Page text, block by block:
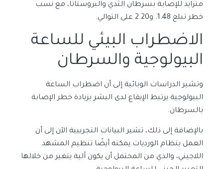
متزايد للإصابة بسرطان الثدي والبروستاتا، مع نسب
خطر تبلغ 1.48. و2.20 على التوالي.
الاضطراب البيئي للساعة
البيولوجية والسرطان
وتشير الدراسات الوبائية إلى أن اضطراب الساعة
البيولوجية يرتبط الإيقاع لدى البشر بزيادة خطر الإصابة
بالسرطان.
بالإضافة إلى ذلك، تشير البيانات التجريبية الآن إلى أن
العمل بنظام الورديات يمكنه أيضًا تنظيم المشهد
اللاجيني، والذي من المحتمل أن يكون آلية يتغير من خلالها